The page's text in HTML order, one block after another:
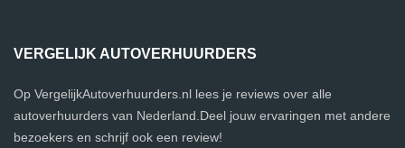
VERGELIJK AUTOVERHUURDERS
Op VergelijkAutoverhuurders.nl lees je reviews over alle
autoverhuurders van Nederland.Deel jouw ervaringen met andere
bezoekers en schrijf ook een review!